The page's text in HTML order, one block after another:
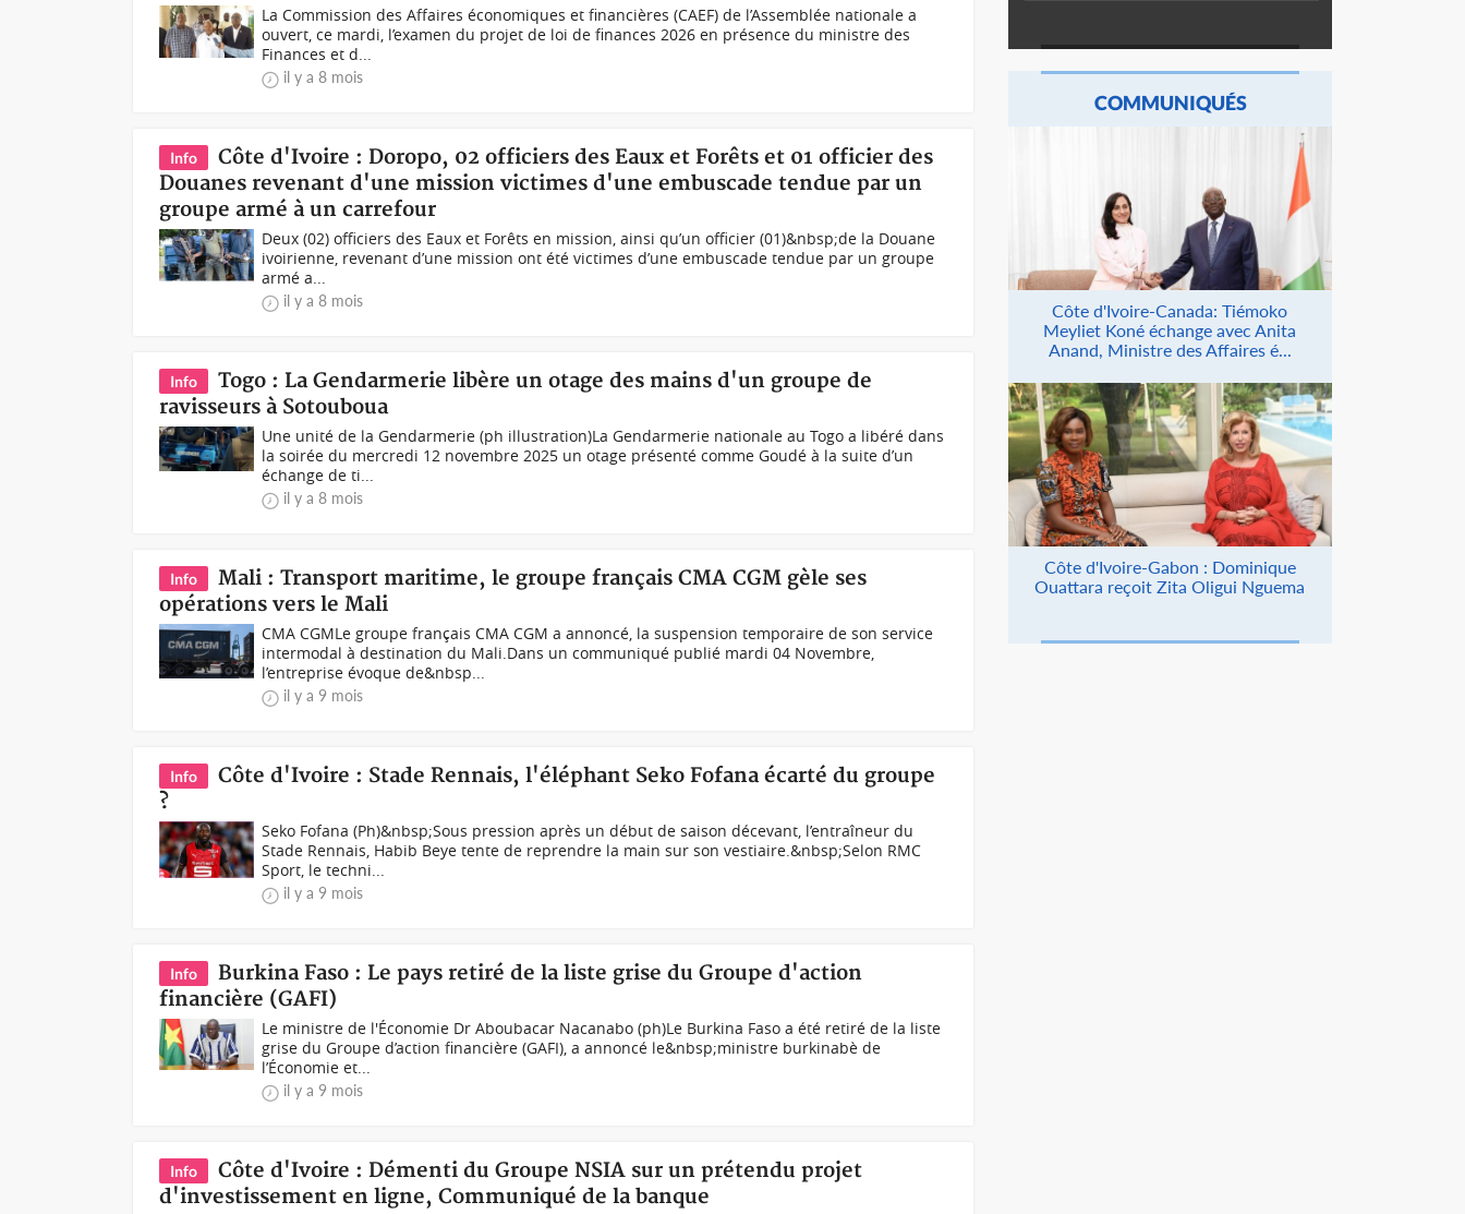
La Commission des Affaires économiques et financières (CAEF) de l’Assemblée nationale a
ouvert, ce mardi, l’examen du projet de loi de finances 2026 en présence du ministre des
Finances et d...
il y a 8 mois
Info
Côte d'Ivoire : Doropo, 02 officiers des Eaux et Forêts et 01 officier des
Douanes revenant d'une mission victimes d'une embuscade tendue par un
groupe armé à un carrefour
Deux (02) officiers des Eaux et Forêts en mission, ainsi qu’un officier (01)&nbsp;de la Douane
ivoirienne, revenant d’une mission ont été victimes d’une embuscade tendue par un groupe
armé a...
il y a 8 mois
Info
Togo : La Gendarmerie libère un otage des mains d'un groupe de
ravisseurs à Sotouboua
Une unité de la Gendarmerie (ph illustration)La Gendarmerie nationale au Togo a libéré dans
la soirée du mercredi 12 novembre 2025 un otage présenté comme Goudé à la suite d’un
échange de ti...
il y a 8 mois
Info
Mali : Transport maritime, le groupe français CMA CGM gèle ses
opérations vers le Mali
CMA CGMLe groupe français CMA CGM a annoncé, la suspension temporaire de son service
intermodal à destination du Mali.Dans un communiqué publié mardi 04 Novembre,
l’entreprise évoque de&nbsp...
il y a 9 mois
Info
Côte d'Ivoire : Stade Rennais, l'éléphant Seko Fofana écarté du groupe
?
Seko Fofana (Ph)&nbsp;Sous pression après un début de saison décevant, l’entraîneur du
Stade Rennais, Habib Beye tente de reprendre la main sur son vestiaire.&nbsp;Selon RMC
Sport, le techni...
il y a 9 mois
Info
Burkina Faso : Le pays retiré de la liste grise du Groupe d'action
financière (GAFI)
Le ministre de l'Économie Dr Aboubacar Nacanabo (ph)Le Burkina Faso a été retiré de la liste
grise du Groupe d’action financière (GAFI), a annoncé le&nbsp;ministre burkinabè de
l’Économie et...
il y a 9 mois
Info
Côte d'Ivoire : Démenti du Groupe NSIA sur un prétendu projet
d'investissement en ligne, Communiqué de la banque
COMMUNIQUÉS
Côte d'Ivoire-Canada: Tiémoko
Meyliet Koné échange avec Anita
Anand, Ministre des Affaires é...
Côte d'Ivoire-Gabon : Dominique
Ouattara reçoit Zita Oligui Nguema